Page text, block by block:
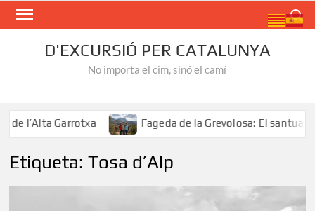
Skip
D'EXCURSIÓ PER CATALUNYA
No importa el cim, sinó el camí
l’Alta Garrotxa Fageda de la Grevolosa: El santuari
Etiqueta:Tosa d’Alp